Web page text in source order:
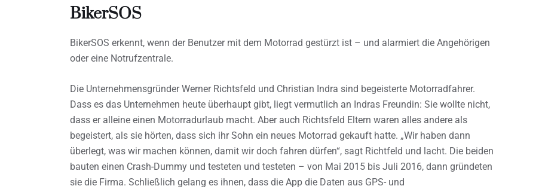
BikerSOS
BikerSOS erkennt, wenn der Benutzer mit dem Motorrad gestürzt ist – und alarmiert die Angehörigen
oder eine Notrufzentrale.
Die Unternehmensgründer Werner Richtsfeld und Christian Indra sind begeisterte Motorradfahrer.
Dass es das Unternehmen heute überhaupt gibt, liegt vermutlich an Indras Freundin: Sie wollte nicht,
dass er alleine einen Motorradurlaub macht. Aber auch Richtsfeld Eltern waren alles andere als
begeistert, als sie hörten, dass sich ihr Sohn ein neues Motorrad gekauft hatte. „Wir haben dann
überlegt, was wir machen können, damit wir doch fahren dürfen“, sagt Richtfeld und lacht. Die beiden
bauten einen Crash-Dummy und testeten und testeten – von Mai 2015 bis Juli 2016, dann gründeten
sie die Firma. Schließlich gelang es ihnen, dass die App die Daten aus GPS- und